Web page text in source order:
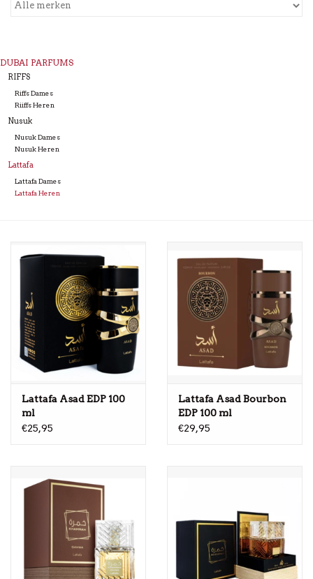
DUBAI PARFUMS
RIFFS
Riffs Dames
Riiffs Heren
Nusuk
Nusuk Dames
Nusuk Heren
Lattafa
Lattafa Dames
Lattafa Heren
Lattafa Asad EDP 100
ml
€25,95
Lattafa Asad Bourbon
EDP 100 ml
€29,95